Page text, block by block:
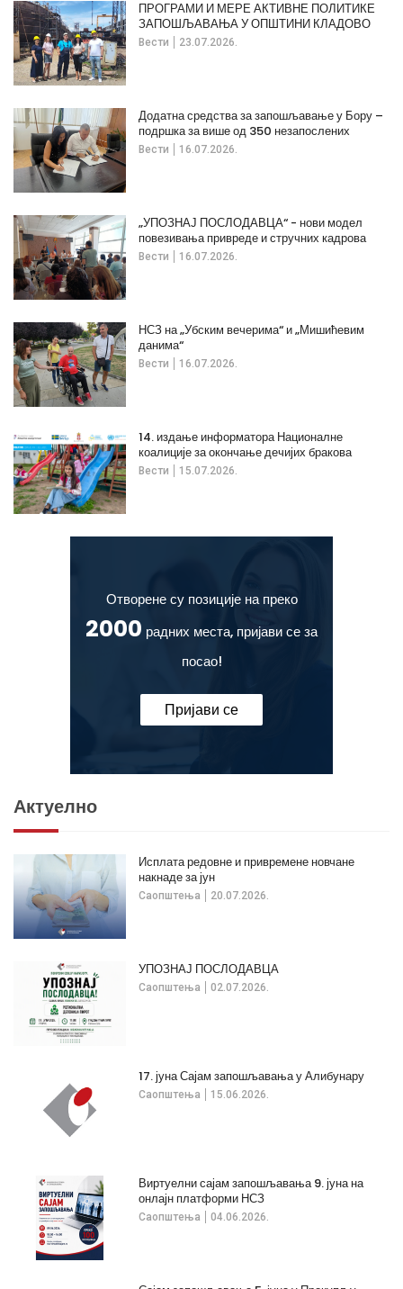
Вести 23.07.2026.
ПРОГРАМИ И МЕРЕ АКТИВНЕ ПОЛИТИКЕ
ЗАПОШЉАВАЊА У ОПШТИНИ КЛАДОВО
Вести 16.07.2026.
Додатна средства за запошљавање у Бору –
подршка за више од 350 незапослених
Вести 16.07.2026.
„УПОЗНАЈ ПОСЛОДАВЦА“ - нови модел
повезивања привреде и стручних кадрова
Вести 16.07.2026.
НСЗ на „Убским вечерима“ и „Мишићевим
данима“
Вести 15.07.2026.
14. издање информатора Националне
коалиције за окончање дечијих бракова
Отворене су позиције на преко
2000 радних места, пријави се за
посао!
Пријави се
Актуелно
Саопштења 20.07.2026.
Исплата редовне и привремене новчане
накнаде за јун
Саопштења 02.07.2026.
УПОЗНАЈ ПОСЛОДАВЦА
Саопштења 15.06.2026.
17. јуна Сајам запошљавања у Алибунару
Саопштења 04.06.2026.
Виртуелни сајам запошљавања 9. јуна на
онлајн платформи НСЗ